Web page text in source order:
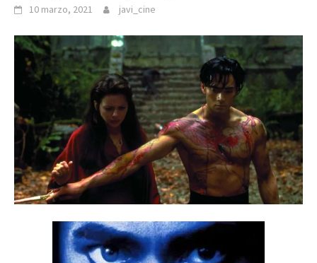
10 marzo, 2021 javi_cine